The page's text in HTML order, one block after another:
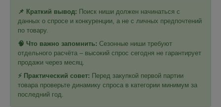
📌 Краткий вывод: Поиск ниши должен начинаться с
данных о спросе и конкуренции, а не с личных предпочтений
по товару.
🧠 Что важно запомнить: Сезонные ниши требуют
отдельного расчёта – высокий спрос сегодня не гарантирует
продажи через месяц.
⚡ Практический совет: Перед закупкой первой партии
товара проверьте динамику спроса в категории минимум за
последний год.